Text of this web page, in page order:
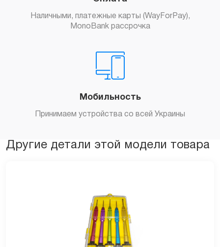
Наличными, платежные карты (WayForPay),
MonoBank рассрочка
Мобильность
Принимаем устройства со всей Украины
Другие детали этой модели товара